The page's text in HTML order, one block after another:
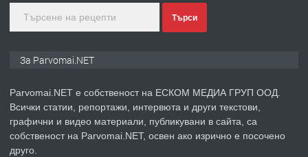
преди 1 година
Търси
За Parvomai.NET
Parvomai.NET е собственост на ЕСКОМ МЕДИА ГРУП ООД.
Всички статии, репортажи, интервюта и други текстови,
графични и видео материали, публикувани в сайта, са
собственост на Parvomai.NET, освен ако изрично е посочено
друго.